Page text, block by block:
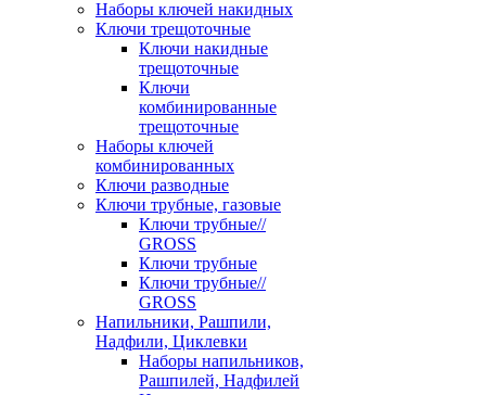
Наборы ключей накидных
Ключи трещоточные
Ключи накидные
трещоточные
Ключи
комбинированные
трещоточные
Наборы ключей
комбинированных
Ключи разводные
Ключи трубные, газовые
Ключи трубные//
GROSS
Ключи трубные
Ключи трубные//
GROSS
Напильники, Рашпили,
Надфили, Циклевки
Наборы напильников,
Рашпилей, Надфилей